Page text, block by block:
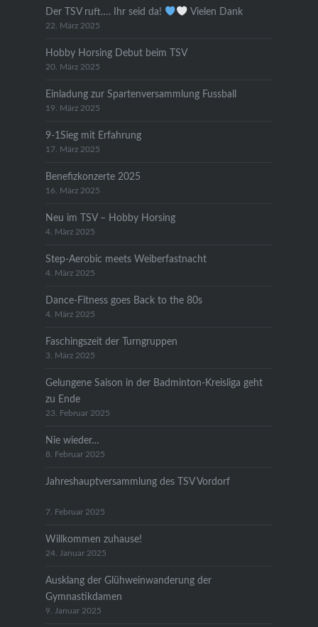
Der TSV ruft…. Ihr seid da! Vielen Dank
22. März 2025
Hobby Horsing Debut beim TSV
20. März 2025
Einladung zur Spartenversammlung Fussball
19. März 2025
9-1Sieg mit Erfahrung
17. März 2025
Benefizkonzerte 2025
16. März 2025
Neu im TSV – Hobby Horsing
4. März 2025
Step-Aerobic meets Weiberfastnacht
4. März 2025
Dance-Fitness goes Back to the 80s
4. März 2025
Faschingszeit der Turngruppen
3. März 2025
Gelungene Saison in der Badminton-Kreisliga geht
zu Ende
23. Februar 2025
Nie wieder…
8. Februar 2025
Jahreshauptversammlung des TSV Vordorf
7. Februar 2025
Willkommen zuhause!
24. Januar 2025
Ausklang der Glühweinwanderung der
Gymnastikdamen
9. Januar 2025